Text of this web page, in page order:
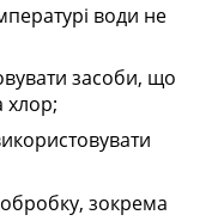
води не
засоби, що
хлор;
зокрема